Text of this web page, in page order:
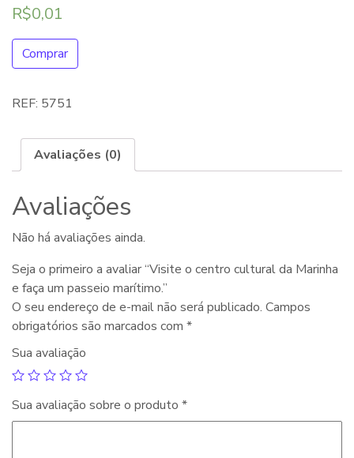
R$0,01
Comprar
REF: 5751
Avaliações (0)
Avaliações
Não há avaliações ainda.
Seja o primeiro a avaliar “Visite o centro cultural da Marinha
e faça um passeio marítimo.”
O seu endereço de e-mail não será publicado. Campos
obrigatórios são marcados com *
Sua avaliação
Sua avaliação sobre o produto *